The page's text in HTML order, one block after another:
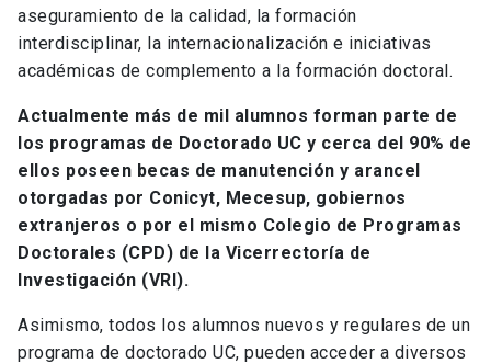
aseguramiento de la calidad, la formación
interdisciplinar, la internacionalización e iniciativas
académicas de complemento a la formación doctoral.
Actualmente más de mil alumnos forman parte de
los programas de Doctorado UC y cerca del 90% de
ellos poseen becas de manutención y arancel
otorgadas por Conicyt, Mecesup, gobiernos
extranjeros o por el mismo Colegio de Programas
Doctorales (CPD) de la Vicerrectoría de
Investigación (VRI).
Asimismo, todos los alumnos nuevos y regulares de un
programa de doctorado UC, pueden acceder a diversos